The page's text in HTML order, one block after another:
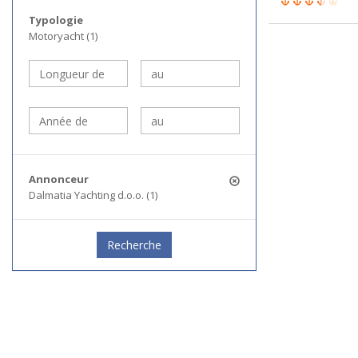
Typologie
Motoryacht (1)
Annonceur
Dalmatia Yachting d.o.o. (1)
Recherche